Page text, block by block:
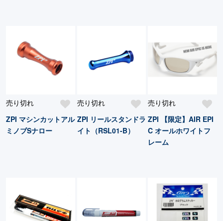
売り切れ
ZPI マシンカットアル
ミノブSナロー
売り切れ
ZPI リールスタンドラ
イト（RSL01-B）
売り切れ
ZPI 【限定】AIR EPI
C オールホワイトフ
レーム